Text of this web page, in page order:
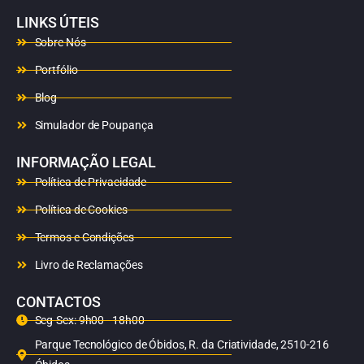
LINKS ÚTEIS
Sobre Nós
Portfólio
Blog
Simulador de Poupança
INFORMAÇÃO LEGAL
Política de Privacidade
Política de Cookies
Termos e Condições
Livro de Reclamações
CONTACTOS
Seg-Sex: 9h00 - 18h00
Parque Tecnológico de Óbidos, R. da Criatividade, 2510-216